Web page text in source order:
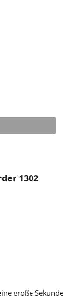
1302
große Sekunde